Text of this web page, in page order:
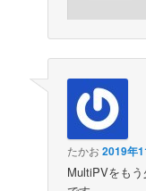
たかお 2019年
MultiPVをも